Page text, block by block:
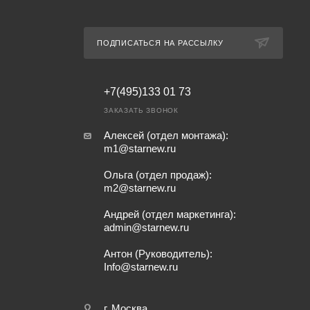
ПОДПИСАТЬСЯ НА РАССЫЛКУ
+7(495)133 01 73
ЗАКАЗАТЬ ЗВОНОК
Алексей (отдел монтажа):
m1@starnew.ru
Ольга (отдел продаж):
m2@starnew.ru
Андрей (отдел маркетинга):
admin@starnew.ru
Антон (Руководитель):
Info@starnew.ru